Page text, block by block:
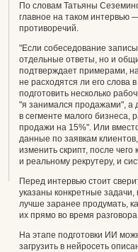
По словам Татьяны
главное на таком интервью
противоречий.
"Если собеседование
отдельные ответы, но и
подтверждает примерами,
не расходятся ли его слова
подготовить несколько
"я занимался продажами", а
в сегменте малого бизнеса,
продажи на 15%". Или
данные по заявкам
изменить скрипт, после
и реальному рекрутеру, и
Перед интервью стоит
указаны конкретные
лучше заранее продумать,
их прямо во время
На этапе подготовки ИИ
загрузить в нейросеть